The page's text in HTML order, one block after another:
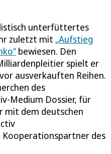
unterfüttertes
zuletzt mit „Aufstieg
bewiesen. Den
spielt er
ausverkauften Reihen.
des
Medium Dossier, für
mit dem deutschen
des